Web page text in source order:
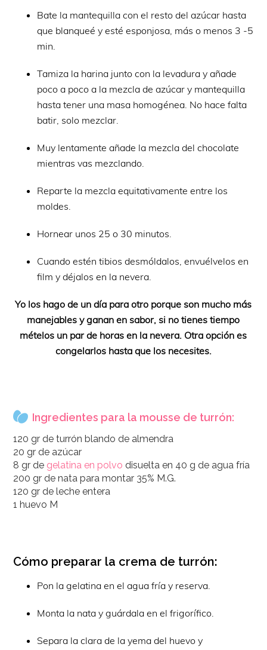
Bate la mantequilla con el resto del azúcar hasta
que blanqueé y esté esponjosa, más o menos 3 -5
min.
Tamiza la harina junto con la levadura y añade
poco a poco a la mezcla de azúcar y mantequilla
hasta tener una masa homogénea. No hace falta
batir, solo mezclar.
Muy lentamente añade la mezcla del chocolate
mientras vas mezclando.
Reparte la mezcla equitativamente entre los
moldes.
Hornear unos 25 o 30 minutos.
Cuando estén tibios desmóldalos, envuélvelos en
film y déjalos en la nevera.
Yo los hago de un día para otro porque son mucho más
manejables y ganan en sabor, si no tienes tiempo
mételos un par de horas en la nevera. Otra opción es
congelarlos hasta que los necesites.
Ingredientes para la mousse de turrón:
120 gr de turrón blando de almendra
20 gr de azúcar
8 gr de gelatina en polvo disuelta en 40 g de agua fría
200 gr de nata para montar 35% M.G.
120 gr de leche entera
1 huevo M
Cómo preparar la crema de turrón:
Pon la gelatina en el agua fría y reserva.
Monta la nata y guárdala en el frigorífico.
Separa la clara de la yema del huevo y